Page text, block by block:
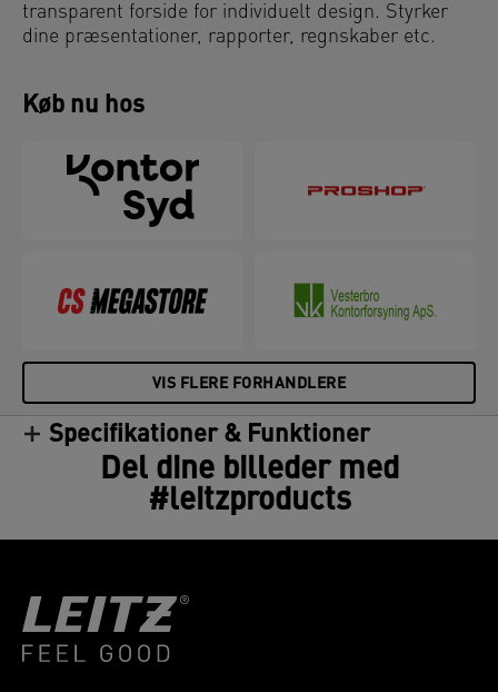
transparent forside for individuelt design. Styrker
dine præsentationer, rapporter, regnskaber etc.
Køb nu hos
VIS FLERE FORHANDLERE
Specifikationer & Funktioner
Del dine billeder med
#leitzproducts